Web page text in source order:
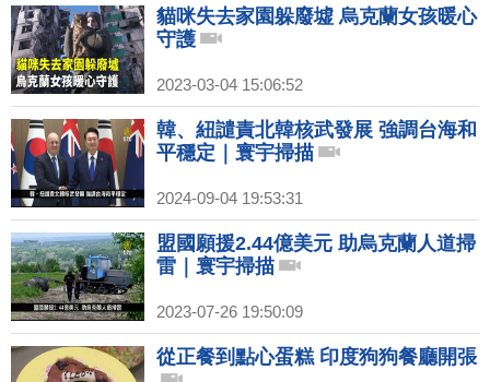
貓咪失去家園躲廢墟 烏克蘭女孩暖心
守護
2023-03-04 15:06:52
韓、紐譴責北韓核武發展 強調台海和
平穩定｜寰宇掃描
2024-09-04 19:53:31
盟國願援2.44億美元 助烏克蘭人道掃
雷｜寰宇掃描
2023-07-26 19:50:09
從正餐到點心蛋糕 印度狗狗餐廳開張